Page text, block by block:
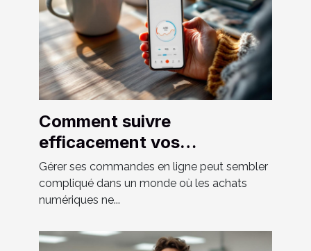
Comment suivre
efficacement vos
commandes en ligne ?
Gérer ses commandes en ligne peut sembler
compliqué dans un monde où les achats
numériques ne...